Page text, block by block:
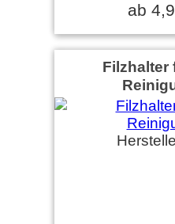
ab
Filzhalter